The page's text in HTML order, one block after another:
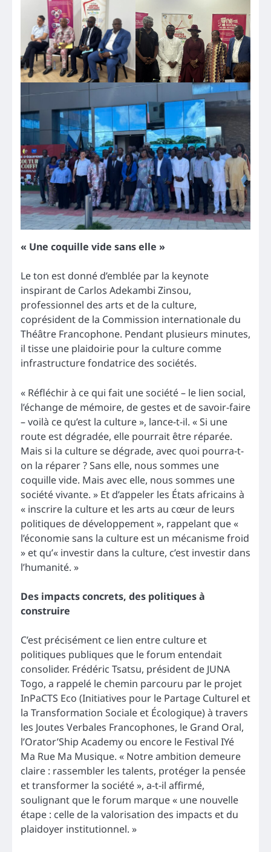
« Une coquille vide sans elle »
Le ton est donné d’emblée par la keynote
inspirant de Carlos Adekambi Zinsou,
professionnel des arts et de la culture,
coprésident de la Commission internationale du
Théâtre Francophone. Pendant plusieurs minutes,
il tisse une plaidoirie pour la culture comme
infrastructure fondatrice des sociétés.
« Réfléchir à ce qui fait une société – le lien social,
l’échange de mémoire, de gestes et de savoir-faire
– voilà ce qu’est la culture », lance-t-il. « Si une
route est dégradée, elle pourrait être réparée.
Mais si la culture se dégrade, avec quoi pourra-t-
on la réparer ? Sans elle, nous sommes une
coquille vide. Mais avec elle, nous sommes une
société vivante. » Et d’appeler les États africains à
« inscrire la culture et les arts au cœur de leurs
politiques de développement », rappelant que «
l’économie sans la culture est un mécanisme froid
» et qu’« investir dans la culture, c’est investir dans
l’humanité. »
Des impacts concrets, des politiques à
construire
C’est précisément ce lien entre culture et
politiques publiques que le forum entendait
consolider. Frédéric Tsatsu, président de JUNA
Togo, a rappelé le chemin parcouru par le projet
InPaCTS Eco (Initiatives pour le Partage Culturel et
la Transformation Sociale et Écologique) à travers
les Joutes Verbales Francophones, le Grand Oral,
l’Orator’Ship Academy ou encore le Festival IYé
Ma Rue Ma Musique. « Notre ambition demeure
claire : rassembler les talents, protéger la pensée
et transformer la société », a-t-il affirmé,
soulignant que le forum marque « une nouvelle
étape : celle de la valorisation des impacts et du
plaidoyer institutionnel. »